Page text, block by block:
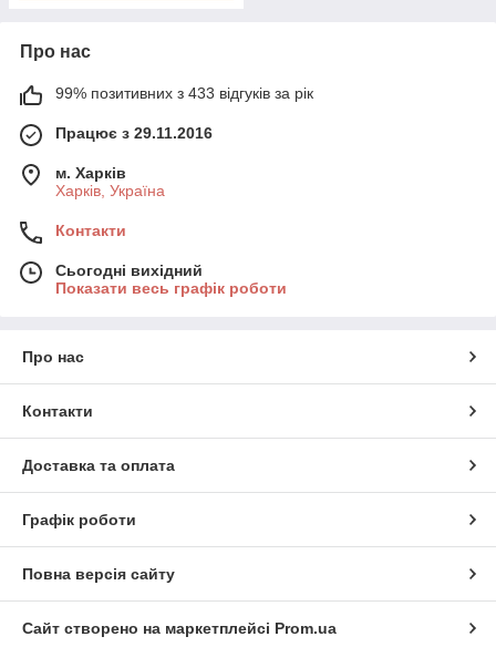
Про нас
99% позитивних з 433 відгуків за рік
Працює з 29.11.2016
м. Харків
Харків, Україна
Контакти
Сьогодні вихідний
Показати весь графік роботи
Про нас
Контакти
Доставка та оплата
Графік роботи
Повна версія сайту
Сайт створено на маркетплейсі Prom.ua